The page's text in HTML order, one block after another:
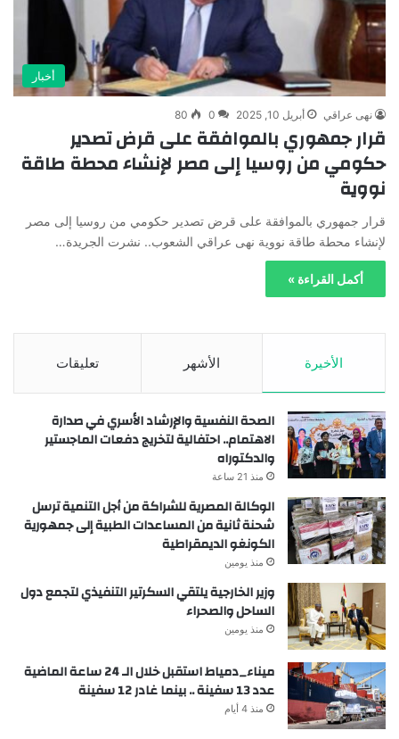
أخبار
نهى عراقي أبريل 10, 2025 0
80
قرار جمهوري بالموافقة على قرض تصدير
حكومي من روسيا إلى مصر لإنشاء محطة طاقة
نووية
قرار جمهوري بالموافقة على قرض تصدير حكومي من روسيا إلى مصر
لإنشاء محطة طاقة نووية نهى عراقي الشعوب.. نشرت الجريدة…
أكمل القراءة »
الأخيرة الأشهر تعليقات
الصحة النفسية والإرشاد الأسري في صدارة
الاهتمام.. احتفالية لتخريج دفعات الماجستير
والدكتوراه
منذ 21 ساعة
الوكالة المصرية للشراكة من أجل التنمية ترسل
شحنة ثانية من المساعدات الطبية إلى جمهورية
الكونغو الديمقراطية
منذ يومين
وزير الخارجية يلتقي السكرتير التنفيذي لتجمع دول
الساحل والصحراء
منذ يومين
ميناء_دمياط استقبل خلال الـ 24 ساعة الماضية
عدد 13 سفينة .. بينما غادر 12 سفينة
منذ 4 أيام